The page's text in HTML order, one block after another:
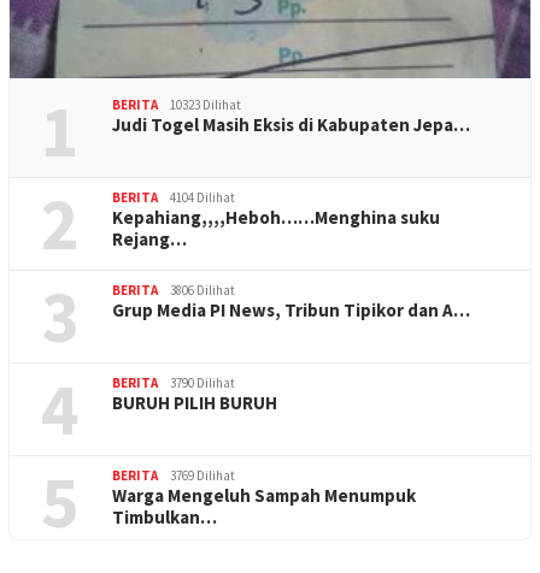
1 BERITA 10323 Dilihat
Judi Togel Masih Eksis di Kabupaten Jepa…
2 BERITA 4104 Dilihat
Kepahiang,,,,Heboh……Menghina suku
Rejang…
3 BERITA 3806 Dilihat
Grup Media PI News, Tribun Tipikor dan A…
4 BERITA 3790 Dilihat
BURUH PILIH BURUH
5 BERITA 3769 Dilihat
Warga Mengeluh Sampah Menumpuk
Timbulkan…